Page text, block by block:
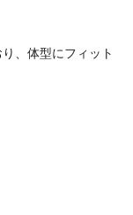
、体型にフィット